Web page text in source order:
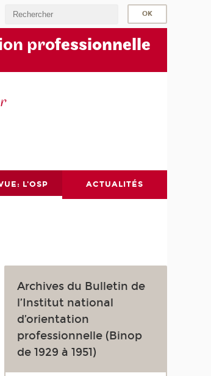
professionnelle
L'OSP ACTUALITÉS
Archives du Bulletin de
l’Institut national
d’orientation
professionnelle (Binop
de 1929 à 1951)